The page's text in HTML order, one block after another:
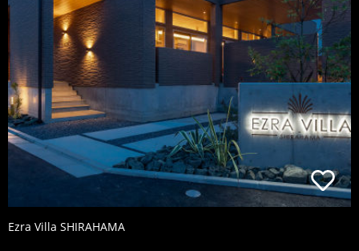
Ezra Villa SHIRAHAMA